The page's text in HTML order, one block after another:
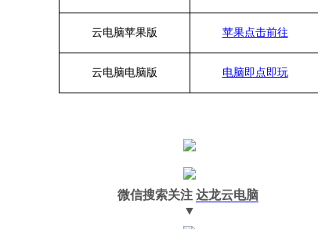
云电脑苹果版 苹果点击前往
云电脑电脑版 电脑即点即玩
微信搜索关注 达龙云电脑
▼